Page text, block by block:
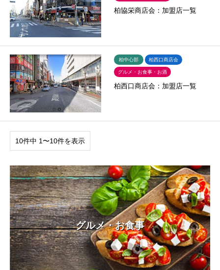
柏協栄商店会：加盟店一覧
柏中心部 柏西口商店会
グルメ・お食事・お酒
柏西口商店会：加盟店一覧
10件中 1〜10件を表示
グルメ・お食事